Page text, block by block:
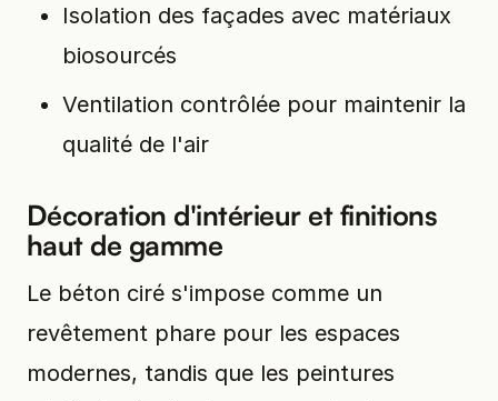
Isolation des façades avec matériaux
biosourcés
Ventilation contrôlée pour maintenir la
qualité de l'air
Décoration d'intérieur et finitions
haut de gamme
Le béton ciré s'impose comme un
revêtement phare pour les espaces
modernes, tandis que les peintures